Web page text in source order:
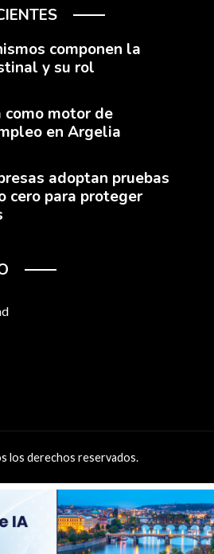
componen la
y su rol
como motor de
en Argelia
adoptan pruebas
cero para proteger
los derechos reservados.